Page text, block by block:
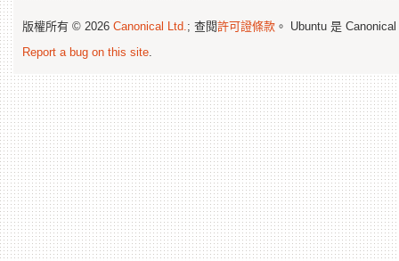
版權所有 © 2026 Canonical Ltd.; 查閱許可證條款 。 Ubuntu 是
Report a bug on this site.